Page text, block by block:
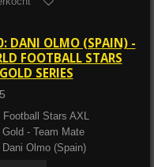
DANI OLMO (SPAIN) -
FOOTBALL STARS
SERIES
Football Stars AXL
- Team Mate
Olmo (Spain)